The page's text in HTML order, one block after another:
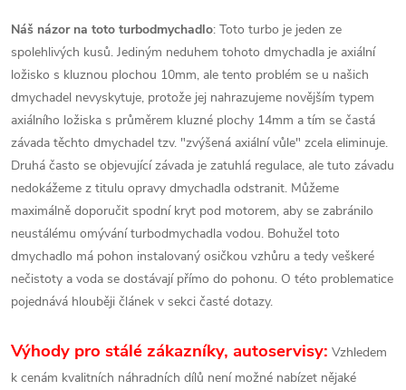
Náš názor na toto turbodmychadlo: Toto turbo je jeden ze
spolehlivých kusů. Jediným neduhem tohoto dmychadla je axiální
ložisko s kluznou plochou 10mm, ale tento problém se u našich
dmychadel nevyskytuje, protože jej nahrazujeme novějším typem
axiálního ložiska s průměrem kluzné plochy 14mm a tím se častá
závada těchto dmychadel tzv. "zvýšená axiální vůle" zcela eliminuje.
Druhá často se objevující závada je zatuhlá regulace, ale tuto závadu
nedokážeme z titulu opravy dmychadla odstranit. Můžeme
maximálně doporučit spodní kryt pod motorem, aby se zabránilo
neustálému omývání turbodmychadla vodou. Bohužel toto
dmychadlo má pohon instalovaný osičkou vzhůru a tedy veškeré
nečistoty a voda se dostávají přímo do pohonu. O této problematice
pojednává hlouběji článek v sekci časté dotazy.
Výhody pro stálé zákazníky, autoservisy: Vzhledem
k cenám kvalitních náhradních dílů není možné nabízet nějaké